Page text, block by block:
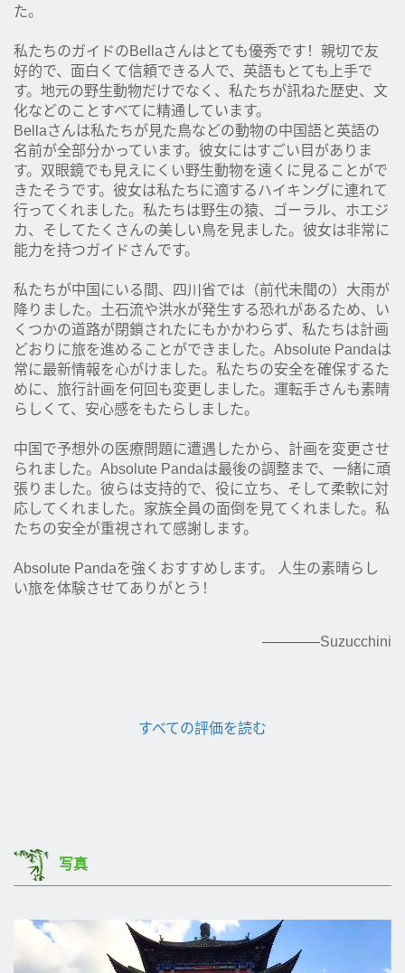
た。
私たちのガイドのBellaさんはとても優秀です！親切で友
好的で、面白くて信頼できる人で、英語もとても上手で
す。地元の野生動物だけでなく、私たちが訊ねた歴史、文
化などのことすべてに精通しています。
Bellaさんは私たちが見た鳥などの動物の中国語と英語の
名前が全部分かっています。彼女にはすごい目がありま
す。双眼鏡でも見えにくい野生動物を遠くに見ることがで
きたそうです。彼女は私たちに適するハイキングに連れて
行ってくれました。私たちは野生の猿、ゴーラル、ホエジ
カ、そしてたくさんの美しい鳥を見ました。彼女は非常に
能力を持つガイドさんです。
私たちが中国にいる間、四川省では（前代未聞の）大雨が
降りました。土石流や洪水が発生する恐れがあるため、い
くつかの道路が閉鎖されたにもかかわらず、私たちは計画
どおりに旅を進めることができました。Absolute Pandaは
常に最新情報を心がけました。私たちの安全を確保するた
めに、旅行計画を何回も変更しました。運転手さんも素晴
らしくて、安心感をもたらしました。
中国で予想外の医療問題に遭遇したから、計画を変更させ
られました。Absolute Pandaは最後の調整まで、一緒に頑
張りました。彼らは支持的で、役に立ち、そして柔軟に対
応してくれました。家族全員の面倒を見てくれました。私
たちの安全が重視されて感謝します。
Absolute Pandaを強くおすすめします。 人生の素晴らし
い旅を体験させてありがとう！
————Suzucchini
すべての評価を読む
写真